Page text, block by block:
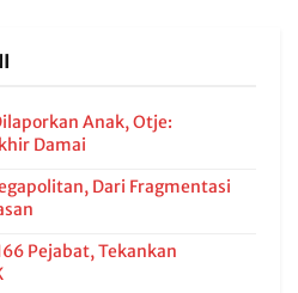
Anak, Otje:
Damai
Dari Fragmentasi
Pejabat, Tekankan